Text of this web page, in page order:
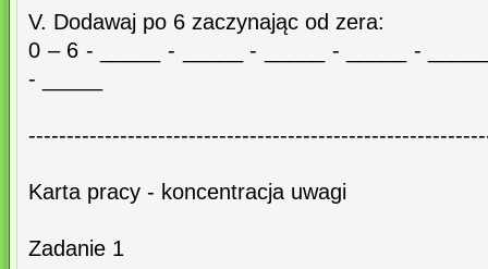
V. Dodawaj po 6 zaczynając od zera:
0 – 6 - _____ - _____ - _____ - _____ -
- _____
Karta pracy - koncentracja uwagi
Zadanie 1